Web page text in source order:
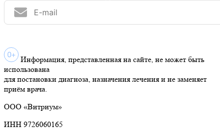
Информация, представленная на сайте, не может быть
использована
для постановки диагноза, назначения лечения и не заменяет
приём врача.
ООО «Витриум»
ИНН 9726060165